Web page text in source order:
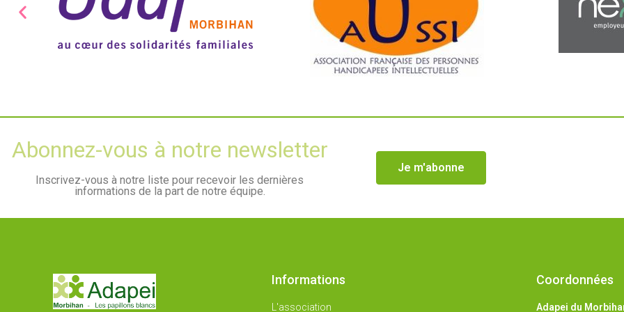
Abonnez-vous à notre newsletter
Inscrivez-vous à notre liste pour recevoir les dernières
informations de la part de notre équipe.
Je m'abonne
Informations
L'association
Coordonnées
Adapei du